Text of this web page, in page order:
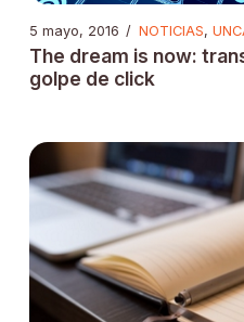
5 mayo, 2016 / NOTICIAS,
The dream is now:
golpe de click